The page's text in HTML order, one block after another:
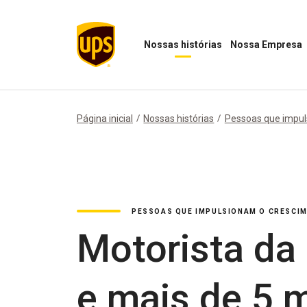
Nossas histórias Nossa Empresa
Página inicial Nossas histórias Pessoas que
PESSOAS QUE IMPULSIONAM O
Motorista da